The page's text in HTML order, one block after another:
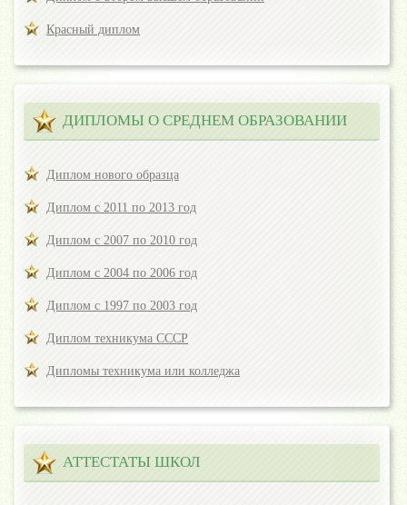
Красный диплом
ДИПЛОМЫ О СРЕДНЕМ ОБРАЗОВАНИИ
Диплом нового образца
Диплом с 2011 по 2013 год
Диплом с 2007 по 2010 год
Диплом с 2004 по 2006 год
Диплом с 1997 по 2003 год
Диплом техникума СССР
Дипломы техникума или колледжа
АТТЕСТАТЫ ШКОЛ